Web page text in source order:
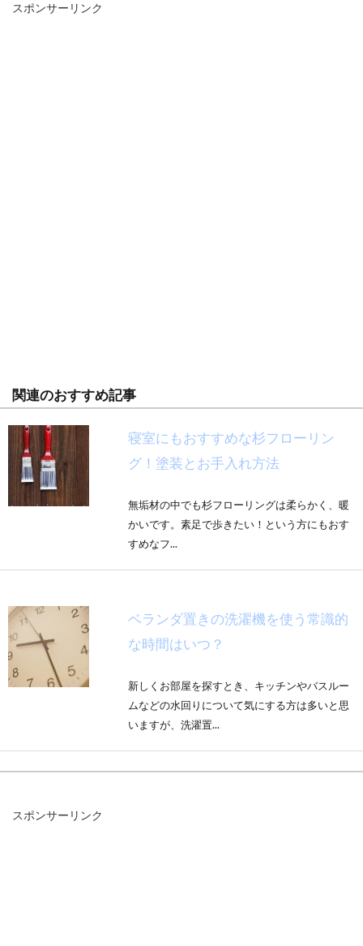
スポンサーリンク
関連のおすすめ記事
寝室にもおすすめな杉フローリン
グ！塗装とお手入れ方法
無垢材の中でも杉フローリングは柔らかく、暖
かいです。素足で歩きたい！という方にもおす
すめなフ...
ベランダ置きの洗濯機を使う常識的
な時間はいつ？
新しくお部屋を探すとき、キッチンやバスルー
ムなどの水回りについて気にする方は多いと思
いますが、洗濯置...
スポンサーリンク